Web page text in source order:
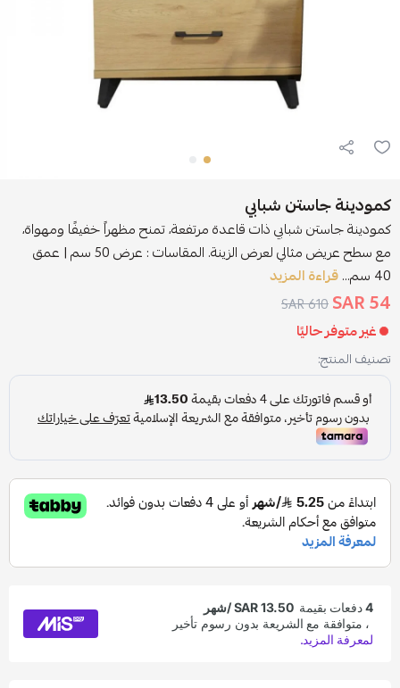
كمودينة جاستن شبابي
كمودينة جاستن شبابي ذات قاعدة مرتفعة، تمنح مظهراً خفيفًا ومهواة،
مع سطح عريض مثالي لعرض الزينة. المقاسات : عرض 50 سم | عمق
40 سم...
قراءة المزيد
54 SAR
610 SAR
غير متوفر حاليًا
تصنيف المنتج: